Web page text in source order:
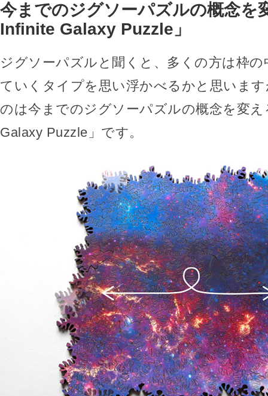
今までのジグソーパズルの概念を
Infinite Galaxy Puzzle」
ジグソーパズルと聞くと、多くの方は枠
ていくタイプを思い浮かべるかと思いま
のは今までのジグソーパズルの概念を変
Galaxy Puzzle」です。